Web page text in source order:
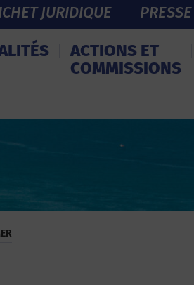
JURIDIQUE PRESSE
ACTIONS ET
COMMISSIONS